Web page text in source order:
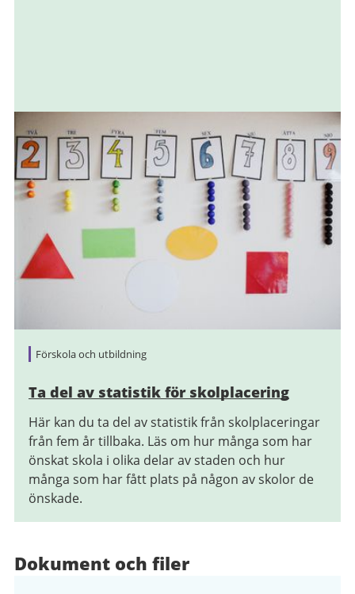
Förskola och utbildning
Ta del av statistik för skolplacering
Här kan du ta del av statistik från skolplaceringar
från fem år tillbaka. Läs om hur många som har
önskat skola i olika delar av staden och hur
många som har fått plats på någon av skolor de
önskade.
Dokument och filer